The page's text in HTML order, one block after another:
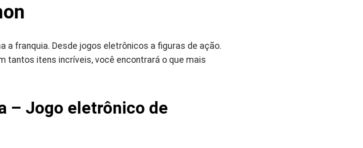
a franquia. Desde jogos eletrônicos a figuras de ação.
tantos itens incríveis, você encontrará o que mais
– Jogo eletrônico de